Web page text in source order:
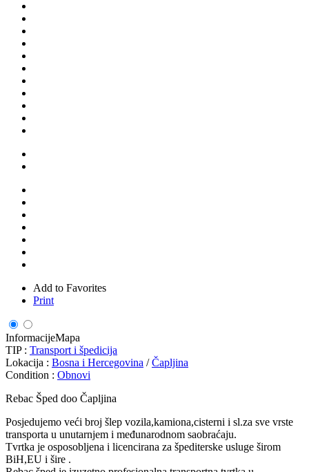
Add to Favorites
Print
InformacijeMapa
TIP : Transport i špedicija
Lokacija : Bosna i Hercegovina /Čapljina
Condition : Obnovi
Rebac Šped doo Čapljina
Posjedujemo veći broj šlep vozila,kamiona,cisterni i sl.za sve vrste
transporta u unutarnjem i međunarodnom saobraćaju.
Tvrtka je osposobljena i licencirana za špediterske usluge širom
BiH,EU i šire .